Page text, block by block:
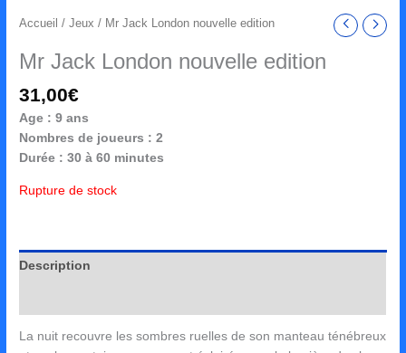
Accueil /Jeux / Mr Jack London nouvelle edition
Mr Jack London nouvelle edition
31,00€
Age : 9 ans
Nombres de joueurs : 2
Durée : 30 à 60 minutes
Rupture de stock
Description
La nuit recouvre les sombres ruelles de son manteau ténébreux